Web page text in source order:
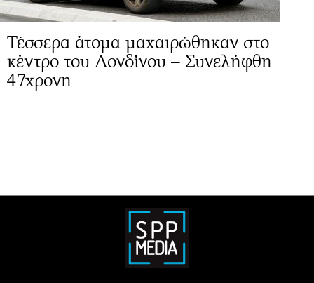
Τέσσερα άτομα μαχαιρώθηκαν στο
κέντρο του Λονδίνου – Συνελήφθη
47χρονη